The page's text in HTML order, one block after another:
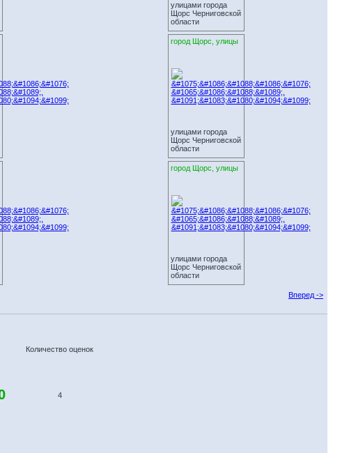
улицами города
Щорс Черниговской
области
город Щорс, улицы
улицами города
Щорс Черниговской
области
город Щорс, улицы
улицами города
Щорс Черниговской
области
Вперед ->
Количество оценок
4